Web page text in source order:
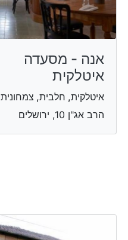
אנה - מסעדה
איטלקית
איטלקית, חלבית, צמחונית
הרב אג"ן 10, ירושלים